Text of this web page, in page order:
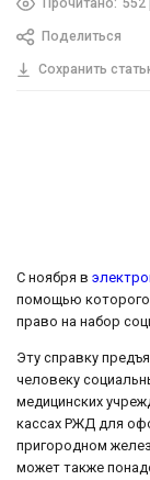
Поделиться
Сохранить
С ноября в
помощью
право на набор
Эту справку
человеку
медицинских
кассах РЖД для
пригородном
может также